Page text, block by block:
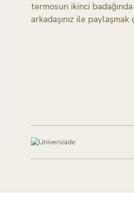
termosun ikinci badağında
arkadaşınız ile paylaşmak